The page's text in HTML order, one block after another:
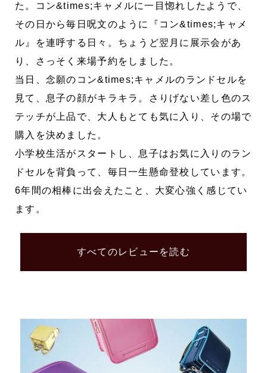
た。コン&times;キャメルに一目惚れしたようで、
その日から毎日呪文のように『コン&times;キャメ
ル』を連呼する日々。ちょうど翌月に展示会があ
り、さっそく来場予約をしました。
当日、念願のコン&times;キャメルのランドセルを
見て、息子の顔がキラキラ。さりげない差し色のス
テッチが上品で、大人もとても気に入り、その場で
購入を決めました。
小学校生活がスタートし、息子はお気に入りのラン
ドセルを背負って、毎日一生懸命登校しています。
6年間の相棒に出会えたこと、大変心強く感じてい
ます。
すべてのレビューを読む